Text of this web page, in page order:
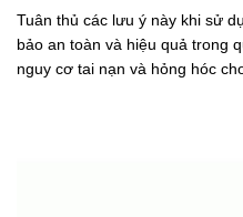
Tuân thủ các lưu ý này khi sử
bảo an toàn và hiệu quả trong
nguy cơ tai nạn và hỏng hóc